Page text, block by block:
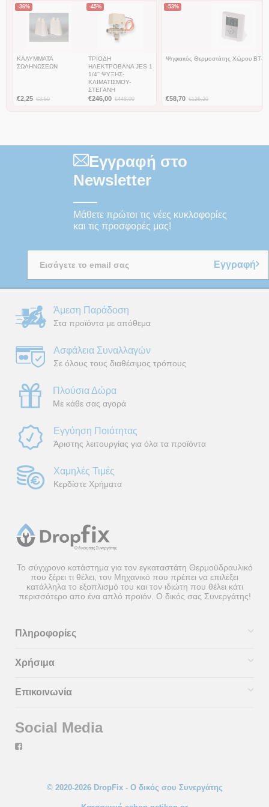
-36%
ΚΑΛΥΜΜΑΤΑ
ΣΩΛΗΝΩΣΕΩΝ
€2,25 €3,50
-45%
ΤΡΙΟΔΗ
ΗΛΕΚΤΡΟΒΑΝΑ JES 1
1/4'' ΨΥΞΗΣ-
ΚΛΙΜΑΤΙΣΜΟΥ-
ΣΤΕΓΑΝΗ
€246,00 €448,00
-53%
Ψηφιακός Θερμοστάτης Χώρου BT-D
€58,70 €126,20
Εγγραφή στο
Newsletter
Μάθετε πρώτοι τις νέες κυκλοφορίες
και τις προσφορές μας!
Εγγραφή
Άμεση Παράδοση
Στα προϊόντα με απόθεμα
Ασφάλεια Συναλλαγών
Σε όλους τους διαθέσιμος τρόπους
Πλούσια Δώρα
Με κάθε σας αγορά
Εγγύηση Ποιότητας
Άριστης λειτουργίας για όλα τα προϊόντα
Χαμηλές Τιμές
Κερδίστε Χρήματα
Το σύγχρονο κατάστημα για τον εγκαταστάτη Θερμοϋδραυλικό
που ξέρει τι θέλει, τον Μηχανικό που πρέπει να επιλέξει
κατάλληλα το εξοπλισμό του και τον ιδιώτη που θέλει κάτι
περισσότερο απο ένα απλό προϊόν. Ο δικός σας Συνεργάτης!
Πληροφορίες
Χρήσιμα
Επικοινωνία
Social Media
© 2020-2026 DropFix - Ο δικός σου Συνεργάτης